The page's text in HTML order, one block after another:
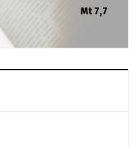
Mt 7,7